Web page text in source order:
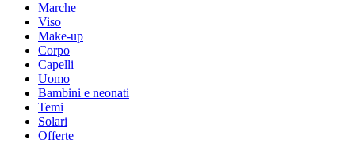
Marche
Viso
Make-up
Corpo
Capelli
Uomo
Bambini e neonati
Temi
Solari
Offerte